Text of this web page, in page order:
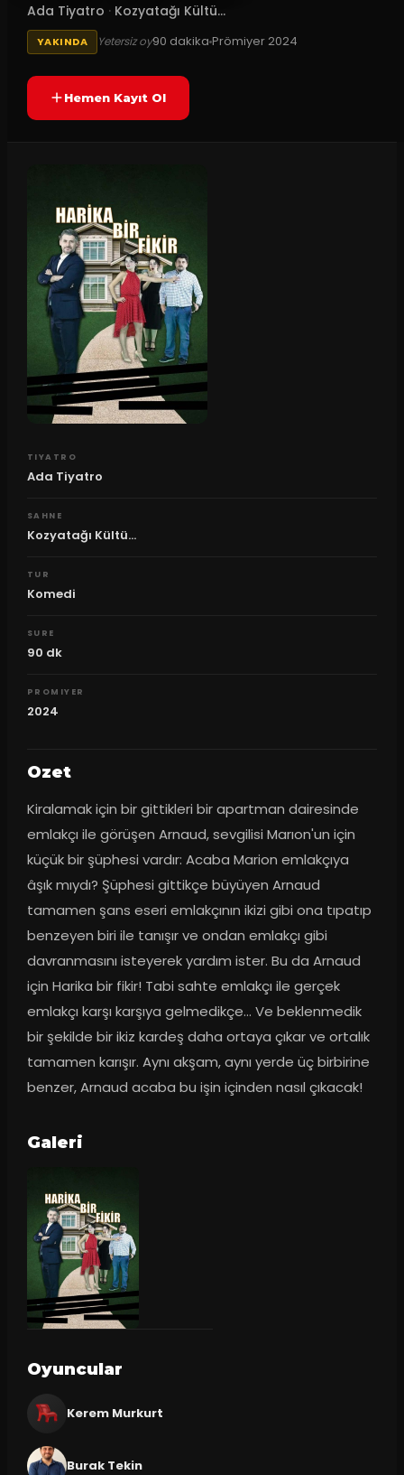
Ada Tiyatro · Kozyatağı Kültü...
YAKINDA Yetersiz oy90 dakikaPrömiyer 2024
Hemen Kayıt Ol
TIYATRO
Ada Tiyatro
SAHNE
Kozyatağı Kültü...
TUR
Komedi
SURE
90 dk
PROMIYER
2024
Ozet
Kiralamak için bir gittikleri bir apartman dairesinde
emlakçı ile görüşen Arnaud, sevgilisi Marıon'un için
küçük bir şüphesi vardır: Acaba Marion emlakçıya
âşık mıydı? Şüphesi gittikçe büyüyen Arnaud
tamamen şans eseri emlakçının ikizi gibi ona tıpatıp
benzeyen biri ile tanışır ve ondan emlakçı gibi
davranmasını isteyerek yardım ister. Bu da Arnaud
için Harika bir fikir! Tabi sahte emlakçı ile gerçek
emlakçı karşı karşıya gelmedikçe… Ve beklenmedik
bir şekilde bir ikiz kardeş daha ortaya çıkar ve ortalık
tamamen karışır. Aynı akşam, aynı yerde üç birbirine
benzer, Arnaud acaba bu işin içinden nasıl çıkacak!
Galeri
Oyuncular
Kerem Murkurt
Burak Tekin